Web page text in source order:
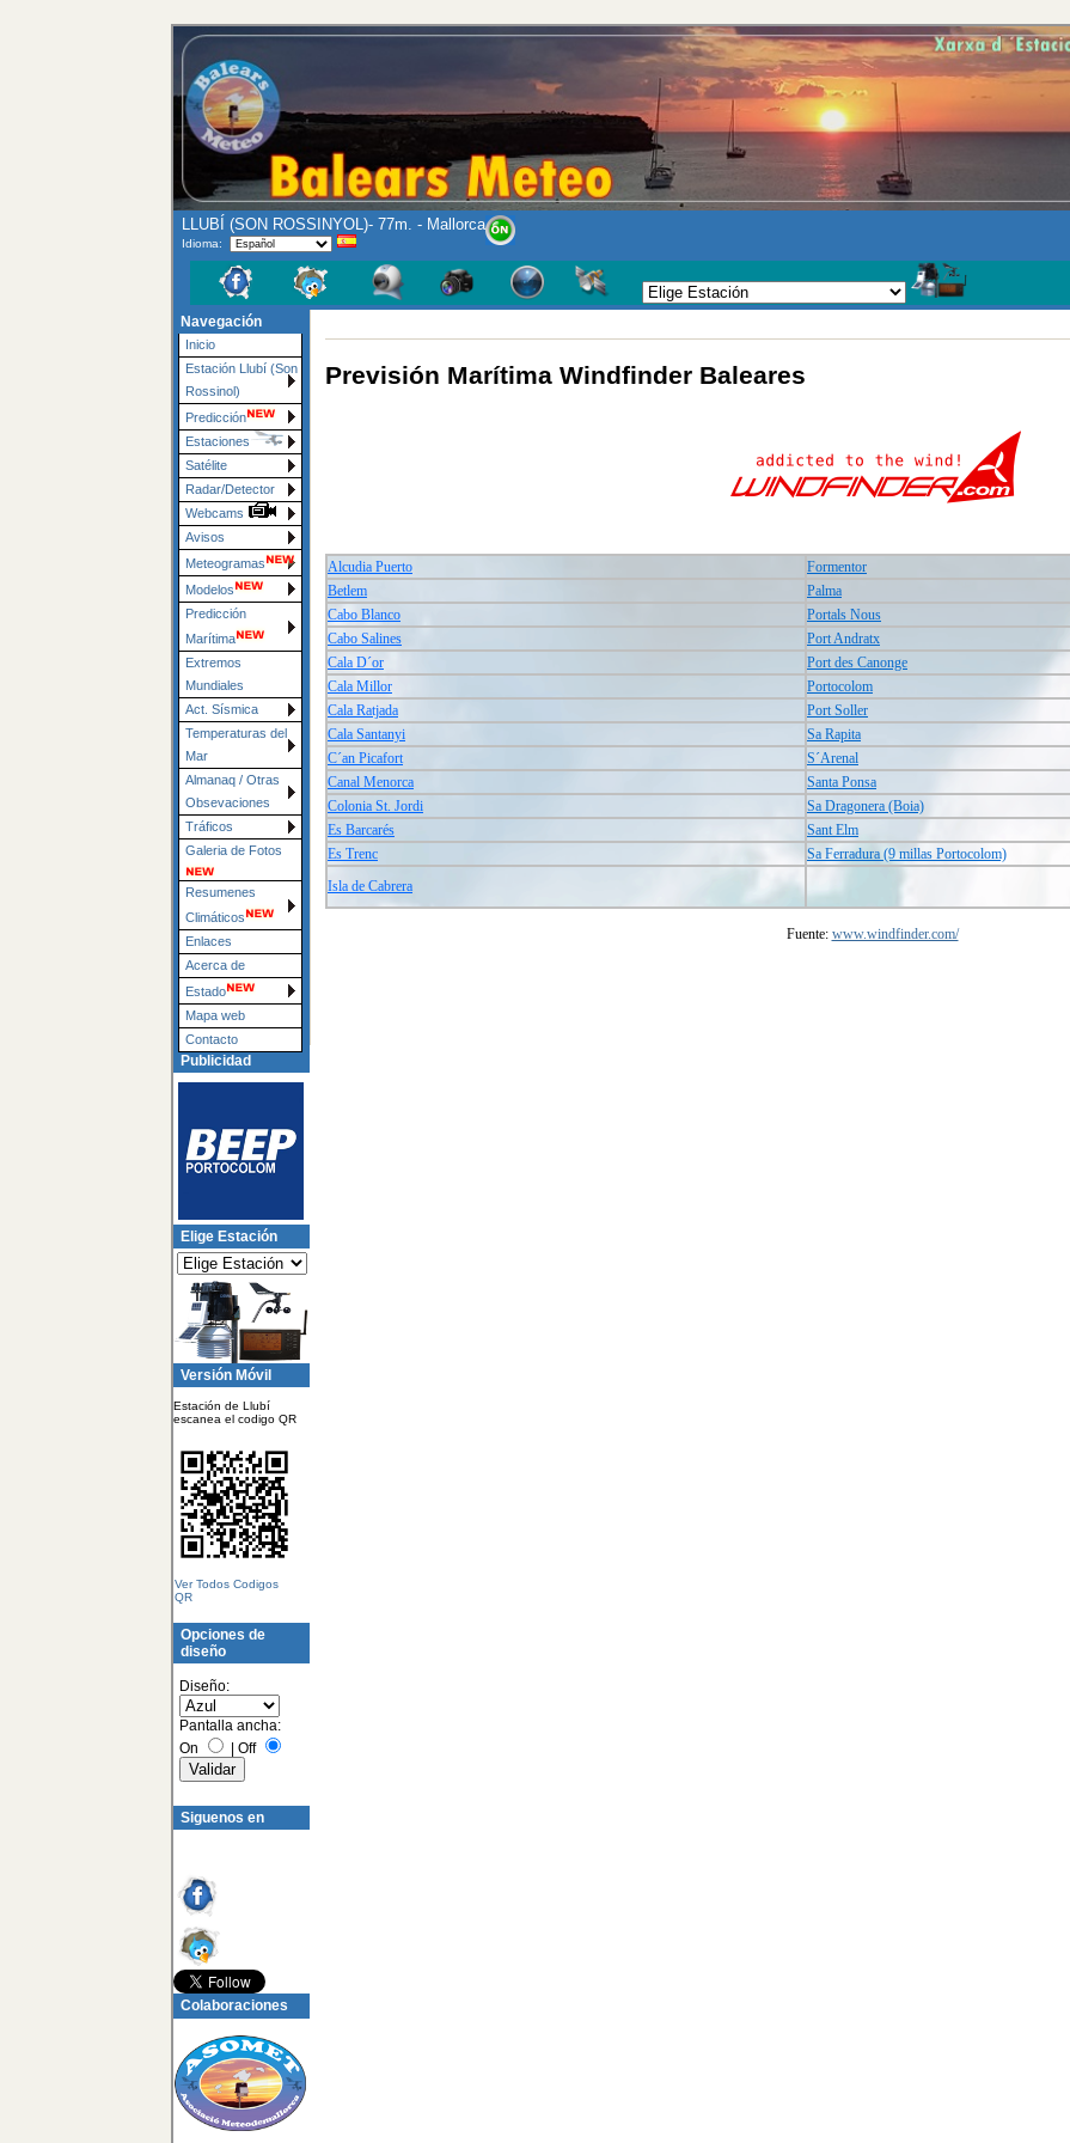
LLUBÍ (SON ROSSINYOL)- 77m. - Mallorca
Idioma:
Navegación
Inicio
Estación Llubí (Son
Rossinol)
Predicción
Estaciones
Satélite
Radar/Detector
Webcams
Avisos
Meteogramas
Modelos
Predicción
Marítima
Extremos
Mundiales
Act. Sísmica
Temperaturas del
Mar
Almanaq / Otras
Obsevaciones
Tráficos
Galeria de Fotos
Resumenes
Climáticos
Enlaces
Acerca de
Estado
Mapa web
Contacto
Publicidad
Elige Estación
Versión Móvil
Estación de Llubí
escanea el codigo QR
Ver Todos Codigos
QR
Opciones de
diseño
Diseño:
Pantalla ancha:
On
Off
Siguenos en
Colaboraciones
Previsión Marítima Windfinder Baleares
Alcudia Puerto
Formentor
Betlem
Palma
Cabo Blanco
Portals Nous
Cabo Salines
Port Andratx
Cala D´or
Port des Canonge
Cala Millor
Portocolom
Cala Ratjada
Port Soller
Cala Santanyi
Sa Rapita
C´an Picafort
S´Arenal
Canal Menorca
Santa Ponsa
Colonia St. Jordi
Sa Dragonera (Boia)
Es Barcarés
Sant Elm
Es Trenc
Sa Ferradura (9 millas Portocolom)
Isla de Cabrera
Fuente: www.windfinder.com/